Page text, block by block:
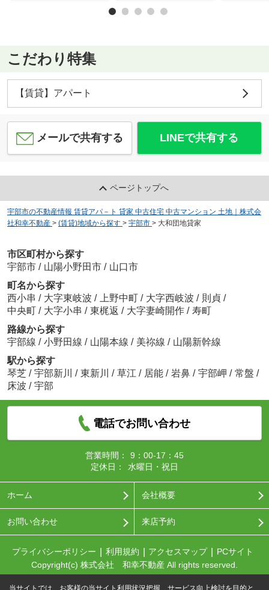
こだわり特集
【賃貸】アパート
メールで共有する LINEで共有する
ページトップへ
宇部市の不動産情報 賃貸アパ－ト 貸家 中古住宅 中古マンション 土地｜株式会
社和幸不動産 > (賃貸)地域から探す > 宇部市 > 大和団地貸家
市区町村から探す
宇部市 / 山陽小野田市 / 山口市
町名から探す
西小串 / 大字東岐波 / 上野中町 / 大字西岐波 / 則貞 /
中央町 / 大字小串 / 東梶返 / 大字妻崎開作 / 寿町
路線から探す
宇部線 / 小野田線 / 山陽本線 / 美祢線 / 山陽新幹線
駅から探す
琴芝 / 宇部新川 / 東新川 / 草江 / 居能 / 岩鼻 / 宇部岬 / 常盤 /
床波 / 宇部
電話でお問い合わせ
営業時間：
9：00-17：45
定休日：
水曜日・祝日
ホーム 会社概要
お問い合わせ 来店予約
プライバシーポリシー 利用規約 アクセスマップ
PCサイト
Copyright(c) 株式会社 和幸不動産 All rights reserved.
当サイトでは、お客様の当サイト利用状況把握、サービス向上検討を目的と